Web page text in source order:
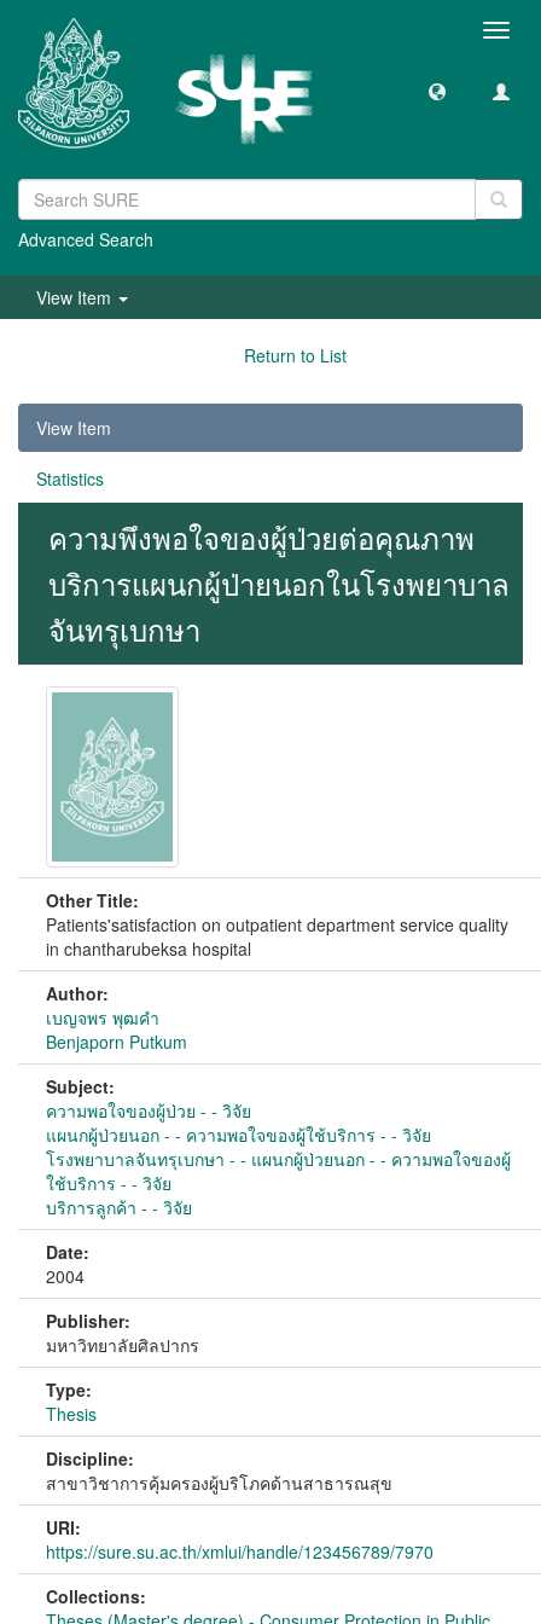
Advanced Search
View Item
Return to List
View Item
Statistics
ความพึงพอใจของผู้ป่วยต่อคุณภาพ
บริการแผนกผู้ป่ายนอกในโรงพยาบาล
จันทรุเบกษา
Other Title:
Patients'satisfaction on outpatient department service quality
in chantharubeksa hospital
Author:
เบญจพร พุฒคำ
Benjaporn Putkum
Subject:
ความพอใจของผู้ป่วย - - วิจัย
แผนกผู้ป่วยนอก - - ความพอใจของผู้ใช้บริการ - - วิจัย
โรงพยาบาลจันทรุเบกษา - - แผนกผู้ป่วยนอก - - ความพอใจของผู้
ใช้บริการ - - วิจัย
บริการลูกค้า - - วิจัย
Date:
2004
Publisher:
มหาวิทยาลัยศิลปากร
Type:
Thesis
Discipline:
สาขาวิชาการคุ้มครองผู้บริโภคด้านสาธารณสุข
URI:
https://sure.su.ac.th/xmlui/handle/123456789/7970
Collections: